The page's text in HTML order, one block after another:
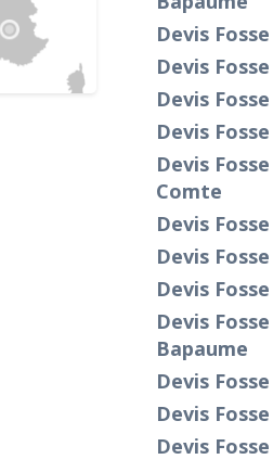
Devis
Devis
Devis
Devis
Devis
Comte
Devis
Devis
Devis
Devis
Bapaume
Devis
Devis
Devis